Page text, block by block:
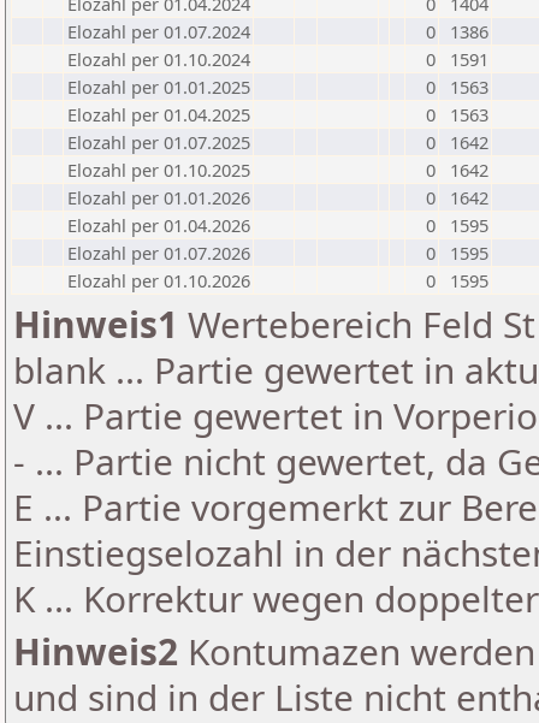
Elozahl per 01.07.2024
0
1386
Elozahl per 01.10.2024
0
1591
Elozahl per 01.01.2025
0
1563
Elozahl per 01.04.2025
0
1563
Elozahl per 01.07.2025
0
1642
Elozahl per 01.10.2025
0
1642
Elozahl per 01.01.2026
0
1642
Elozahl per 01.04.2026
0
1595
Elozahl per 01.07.2026
0
1595
Elozahl per 01.10.2026
0 1595
Hinweis1 Wertebereich Feld
blank ... Partie gewertet in
V ... Partie gewertet in
- ... Partie nicht gewertet, da
E ... Partie vorgemerkt zur
Einstiegselozahl in der
K ... Korrektur wegen
Hinweis2 Kontumazen
und sind in der Liste nicht